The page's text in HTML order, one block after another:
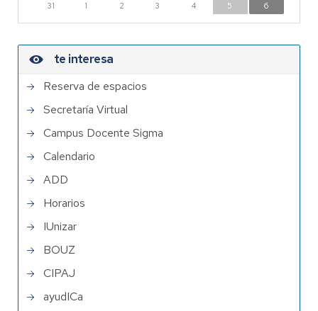
31
1 2 3 4 5 6
te interesa
Reserva de espacios
Secretaría Virtual
Campus Docente Sigma
Calendario
ADD
Horarios
IUnizar
BOUZ
CIPAJ
ayudICa